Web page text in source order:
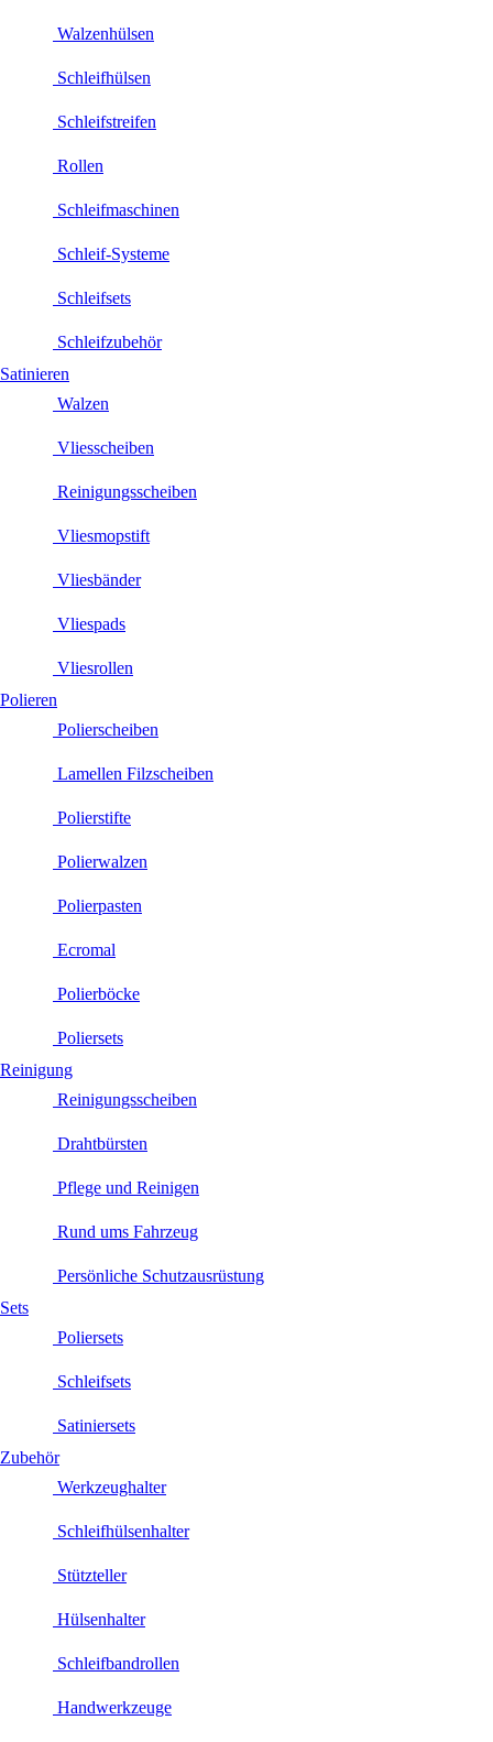
Walzenhülsen
Schleifhülsen
Schleifstreifen
Rollen
Schleifmaschinen
Schleif-Systeme
Schleifsets
Schleifzubehör
Satinieren
Walzen
Vliesscheiben
Reinigungsscheiben
Vliesmopstift
Vliesbänder
Vliespads
Vliesrollen
Polieren
Polierscheiben
Lamellen Filzscheiben
Polierstifte
Polierwalzen
Polierpasten
Ecromal
Polierböcke
Poliersets
Reinigung
Reinigungsscheiben
Drahtbürsten
Pflege und Reinigen
Rund ums Fahrzeug
Persönliche Schutzausrüstung
Sets
Poliersets
Schleifsets
Satiniersets
Zubehör
Werkzeughalter
Schleifhülsenhalter
Stützteller
Hülsenhalter
Schleifbandrollen
Handwerkzeuge